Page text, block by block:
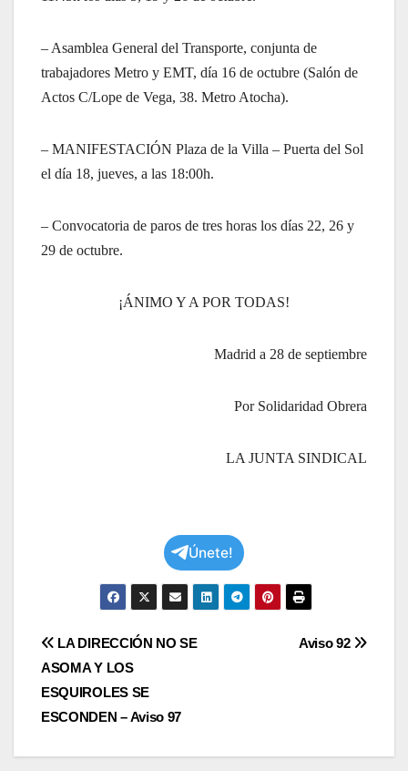
– Asamblea General del Transporte, conjunta de
trabajadores Metro y EMT, día 16 de octubre (Salón de
Actos C/Lope de Vega, 38. Metro Atocha).
– MANIFESTACIÓN Plaza de la Villa – Puerta del Sol
el día 18, jueves, a las 18:00h.
– Convocatoria de paros de tres horas los días 22, 26 y
29 de octubre.
¡ÁNIMO Y A POR TODAS!
Madrid a 28 de septiembre
Por Solidaridad Obrera
LA JUNTA SINDICAL
Únete!
Navegación
de
entradas
Aviso 92
LA DIRECCIÓN NO SE
ASOMA Y LOS
ESQUIROLES SE
ESCONDEN – Aviso 97